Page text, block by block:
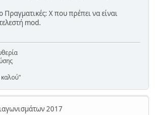
Πραγματικές: Χ που πρέπει να είναι
mod.
2017